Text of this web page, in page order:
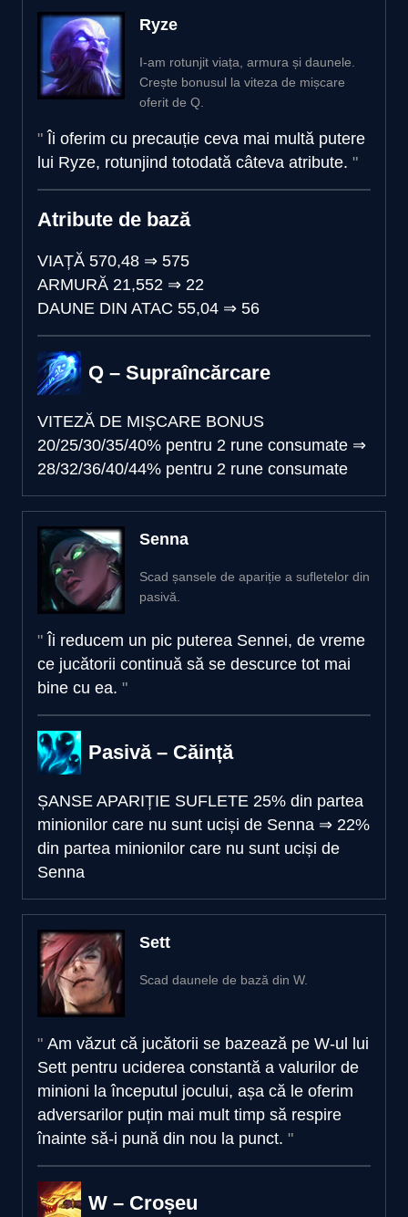
Ryze
I-am rotunjit viața, armura și daunele.
Crește bonusul la viteza de mișcare
oferit de Q.
Îi oferim cu precauție ceva mai multă putere
lui Ryze, rotunjind totodată câteva atribute.
Atribute de bază
VIAȚĂ 570,48 ⇒ 575
ARMURĂ 21,552 ⇒ 22
DAUNE DIN ATAC 55,04 ⇒ 56
Q – Supraîncărcare
VITEZĂ DE MIȘCARE BONUS
20/25/30/35/40% pentru 2 rune consumate ⇒
28/32/36/40/44% pentru 2 rune consumate
Senna
Scad șansele de apariție a sufletelor din
pasivă.
Îi reducem un pic puterea Sennei, de vreme
ce jucătorii continuă să se descurce tot mai
bine cu ea.
Pasivă – Căință
ȘANSE APARIȚIE SUFLETE 25% din partea
minionilor care nu sunt uciși de Senna ⇒ 22%
din partea minionilor care nu sunt uciși de
Senna
Sett
Scad daunele de bază din W.
Am văzut că jucătorii se bazează pe W-ul lui
Sett pentru uciderea constantă a valurilor de
minioni la începutul jocului, așa că le oferim
adversarilor puțin mai mult timp să respire
înainte să-i pună din nou la punct.
W – Croșeu